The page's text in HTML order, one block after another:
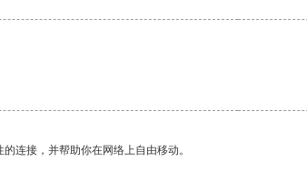
连接，并帮助你在网络上自由移动。